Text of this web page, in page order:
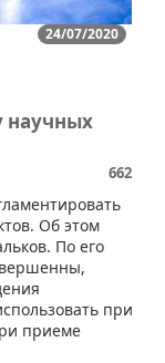
24/07/2020
научных
662
Об этом
По его
при
приеме